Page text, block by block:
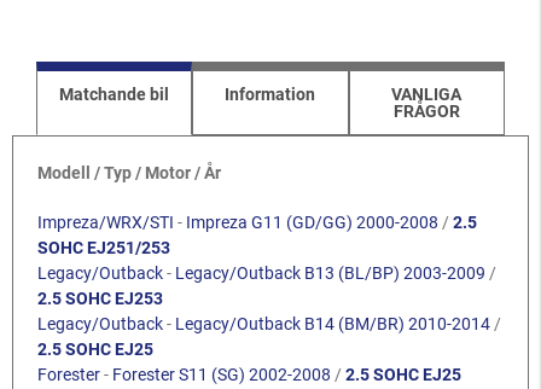
Matchande bil Information
VANLIGA
FRÅGOR
Modell / Typ / Motor / År
Impreza/WRX/STI - Impreza G11 (GD/GG) 2000-2008 /2.5
SOHC EJ251/253
Legacy/Outback- Legacy/Outback B13 (BL/BP) 2003-2009 /
2.5 SOHC EJ253
Legacy/Outback- Legacy/Outback B14 (BM/BR) 2010-2014 /
2.5 SOHC EJ25
Forester- Forester S11 (SG) 2002-2008 /2.5 SOHC EJ25